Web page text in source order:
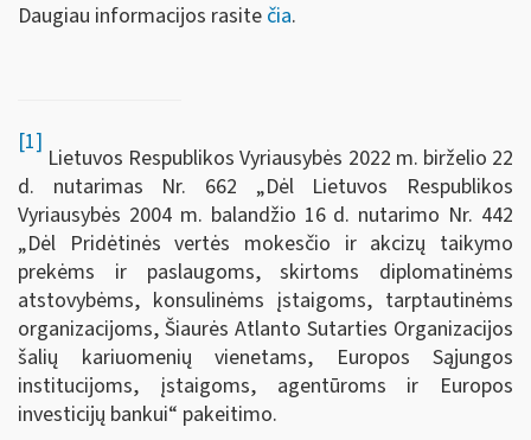
Daugiau informacijos rasite čia.
[1]
Lietuvos Respublikos Vyriausybės 2022 m. birželio 22
d. nutarimas Nr. 662 „Dėl Lietuvos Respublikos
Vyriausybės 2004 m. balandžio 16 d. nutarimo Nr. 442
„Dėl Pridėtinės vertės mokesčio ir akcizų taikymo
prekėms ir paslaugoms, skirtoms diplomatinėms
atstovybėms, konsulinėms įstaigoms, tarptautinėms
organizacijoms, Šiaurės Atlanto Sutarties Organizacijos
šalių kariuomenių vienetams, Europos Sąjungos
institucijoms, įstaigoms, agentūroms ir Europos
investicijų bankui“ pakeitimo.